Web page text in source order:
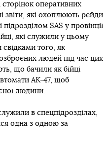
оперативних
звіти, які охоплюють рейди
SAS у провінції
які служили у цьому
свідками того, як
людей під час цих
що бачили як бійці
АК-47, щоб
людини.
в спецпідрозділах,
одна з одною за